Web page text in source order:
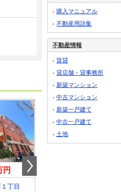
円
丁目
購入マニュアル
不動産用語集
不動産情報
賃貸
貸店舗・貸事務所
新築マンション
中古マンション
新築一戸建て
中古一戸建て
土地